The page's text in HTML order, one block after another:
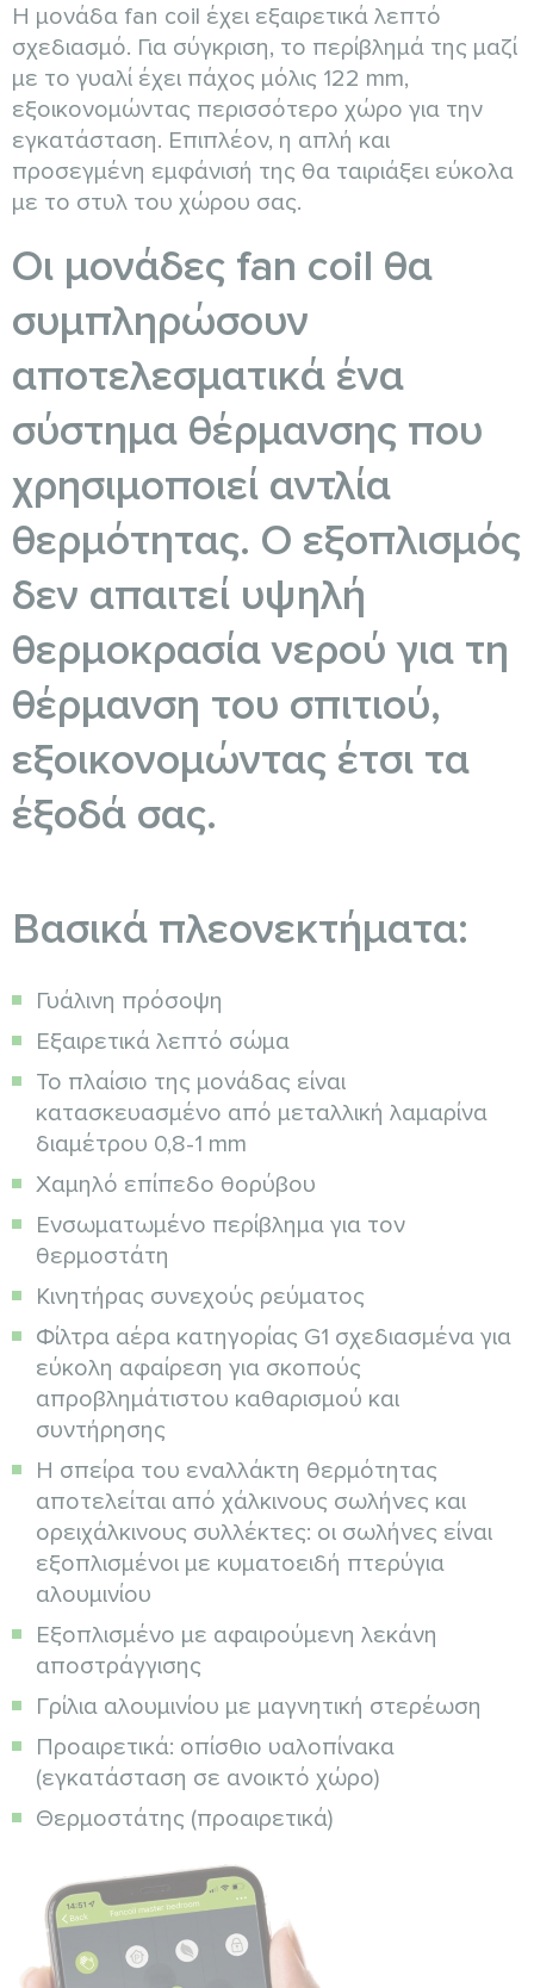
Η μονάδα fan coil έχει εξαιρετικά λεπτό
σχεδιασμό. Για σύγκριση, το περίβλημά της μαζί
με το γυαλί έχει πάχος μόλις 122 mm,
εξοικονομώντας περισσότερο χώρο για την
εγκατάσταση. Επιπλέον, η απλή και
προσεγμένη εμφάνισή της θα ταιριάξει εύκολα
με το στυλ του χώρου σας.
Οι μονάδες fan coil θα
συμπληρώσουν
αποτελεσματικά ένα
σύστημα θέρμανσης που
χρησιμοποιεί αντλία
θερμότητας. Ο εξοπλισμός
δεν απαιτεί υψηλή
θερμοκρασία νερού για τη
θέρμανση του σπιτιού,
εξοικονομώντας έτσι τα
έξοδά σας.
Βασικά πλεονεκτήματα:
Γυάλινη πρόσοψη
Εξαιρετικά λεπτό σώμα
Το πλαίσιο της μονάδας είναι
κατασκευασμένο από μεταλλική λαμαρίνα
διαμέτρου 0,8-1 mm
Χαμηλό επίπεδο θορύβου
Ενσωματωμένο περίβλημα για τον
θερμοστάτη
Κινητήρας συνεχούς ρεύματος
Φίλτρα αέρα κατηγορίας G1 σχεδιασμένα για
εύκολη αφαίρεση για σκοπούς
απροβλημάτιστου καθαρισμού και
συντήρησης
Η σπείρα του εναλλάκτη θερμότητας
αποτελείται από χάλκινους σωλήνες και
ορειχάλκινους συλλέκτες: οι σωλήνες είναι
εξοπλισμένοι με κυματοειδή πτερύγια
αλουμινίου
Εξοπλισμένο με αφαιρούμενη λεκάνη
αποστράγγισης
Γρίλια αλουμινίου με μαγνητική στερέωση
Προαιρετικά: οπίσθιο υαλοπίνακα
(εγκατάσταση σε ανοικτό χώρο)
Θερμοστάτης (προαιρετικά)